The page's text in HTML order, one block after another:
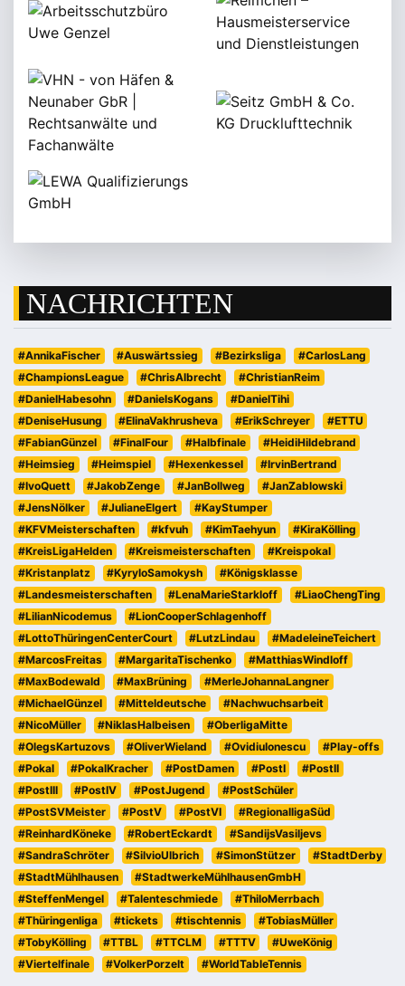
NACHRICHTEN
#AnnikaFischer #Auswärtssieg #Bezirksliga
#CarlosLang
#ChampionsLeague
#ChrisAlbrecht
#ChristianReim
#DanielHabesohn
#DanielsKogans
#DanielTihi
#DeniseHusung
#ElinaVakhrusheva #ErikSchreyer
#ETTU
#FabianGünzel
#FinalFour #Halbfinale
#HeidiHildebrand
#Heimsieg
#Heimspiel #Hexenkessel
#IrvinBertrand
#IvoQuett
#JakobZenge #JanBollweg
#JanZablowski
#JensNölker
#JulianeElgert
#KayStumper
#KFVMeisterschaften
#kfvuh #KimTaehyun
#KiraKölling
#KreisLigaHelden
#Kreismeisterschaften
#Kreispokal
#Kristanplatz
#KyryloSamokysh
#Königsklasse
#Landesmeisterschaften
#LenaMarieStarkloff
#LiaoChengTing
#LilianNicodemus
#LionCooperSchlagenhoff
#LottoThüringenCenterCourt
#LutzLindau
#MadeleineTeichert
#MarcosFreitas
#MargaritaTischenko
#MatthiasWindloff
#MaxBodewald
#MaxBrüning
#MerleJohannaLangner
#MichaelGünzel
#Mitteldeutsche
#Nachwuchsarbeit
#NicoMüller
#NiklasHalbeisen
#OberligaMitte
#OlegsKartuzovs
#OliverWieland #OvidiuIonescu
#Play-offs
#Pokal
#PokalKracher #PostDamen #PostI
#PostII
#PostIII
#PostIV #PostJugend
#PostSchüler
#PostSVMeister
#PostV #PostVI
#RegionalligaSüd
#ReinhardKöneke
#RobertEckardt
#SandijsVasiljevs
#SandraSchröter
#SilvioUlbrich #SimonStützer
#StadtDerby
#StadtMühlhausen
#StadtwerkeMühlhausenGmbH
#SteffenMengel
#Talenteschmiede
#ThiloMerrbach
#Thüringenliga
#tickets #tischtennis
#TobiasMüller
#TobyKölling
#TTBL #TTCLM #TTTV
#UweKönig
#Viertelfinale
#VolkerPorzelt #WorldTableTennis